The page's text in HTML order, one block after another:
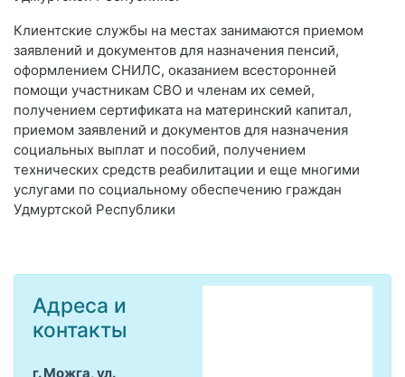
Клиентские службы на местах занимаются приемом
заявлений и документов для назначения пенсий,
оформлением СНИЛС, оказанием всесторонней
помощи участникам СВО и членам их семей,
получением сертификата на материнский капитал,
приемом заявлений и документов для назначения
социальных выплат и пособий, получением
технических средств реабилитации и еще многими
услугами по социальному обеспечению граждан
Удмуртской Республики
Адреса и
контакты
г. Можга, ул.